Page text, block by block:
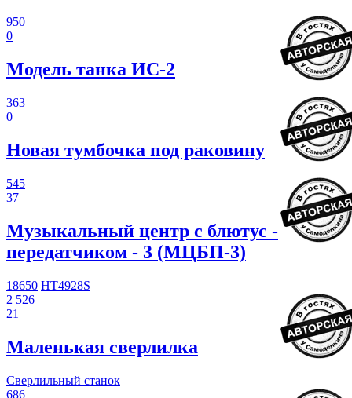
950
0
Модель танка ИС-2
363
0
Новая тумбочка под раковину
545
37
Музыкальный центр с блютус -
передатчиком - 3 (МЦБП-3)
18650 HT4928S
2 526
21
Маленькая сверлилка
Сверлильный станок
686